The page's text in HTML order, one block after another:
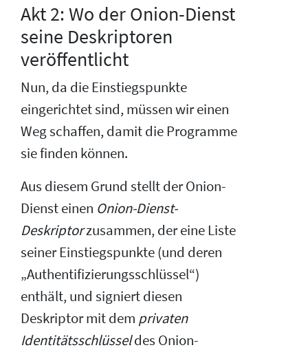
Akt 2: Wo der Onion-Dienst
seine Deskriptoren
veröffentlicht
Nun, da die Einstiegspunkte
eingerichtet sind, müssen wir einen
Weg schaffen, damit die Programme
sie finden können.
Aus diesem Grund stellt der Onion-
Dienst einen Onion-Dienst-
Deskriptorzusammen, der eine Liste
seiner Einstiegspunkte (und deren
„Authentifizierungsschlüssel“)
enthält, und signiert diesen
Deskriptor mit dem privaten
Identitätsschlüsseldes Onion-